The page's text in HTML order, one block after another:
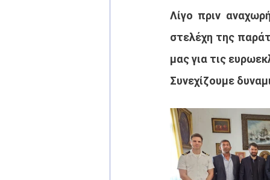
Λίγο πριν
στελέχη της
μας για τις
Συνεχίζουμε